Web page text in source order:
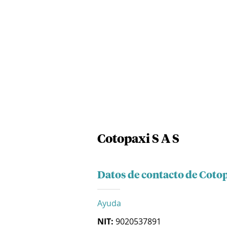
Cotopaxi S A S
Datos de contacto de
Ayuda
NIT: 9020537891